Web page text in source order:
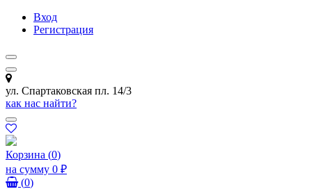
Вход
Регистрация
ул. Спартаковская пл. 14/3
как нас найти?
Корзина (0)
на сумму 0 ₽
(0)